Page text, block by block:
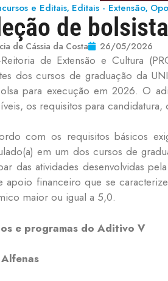
e Editais, Editais - Extensão,
de
de Cássia da Costa 26/05/2026
de Extensão e Cultura
dos cursos de graduação da
para execução em 2026. O
os requisitos para
com os requisitos básicos
em um dos cursos de
das atividades desenvolvidas
apoio financeiro que se
maior ou igual a 5,0.
e programas do Aditivo V
Alfenas